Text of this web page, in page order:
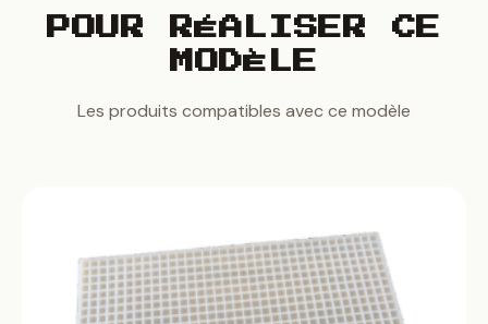
POUR RÉALISER CE
MODÈLE
Les produits compatibles avec ce modèle